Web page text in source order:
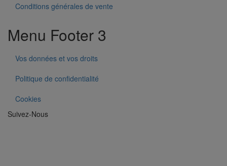
Conditions générales de vente
Menu Footer 3
Vos données et vos droits
Politique de confidentialité
Cookies
Suivez-Nous